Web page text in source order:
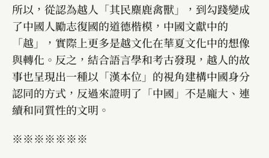
所以，從認為越人「其民麋鹿禽獸」，到勾踐變成
了中國人勵志復國的道德楷模，中國文獻中的
「越」，實際上更多是越文化在華夏文化中的想像
與轉化。反之，結合語言學和考古發現，越人的故
事也呈現出一種以「漢本位」的視角建構中國身分
認同的方式，反過來證明了「中國」不是龐大、連
續和同質性的文明。
※※※※※※※